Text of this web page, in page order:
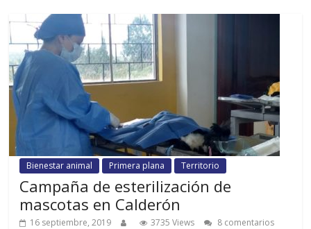
Bienestar animal Primera plana Territorio
Campaña de esterilización de
mascotas en Calderón
16 septiembre, 2019 3735 Views
8 comentarios